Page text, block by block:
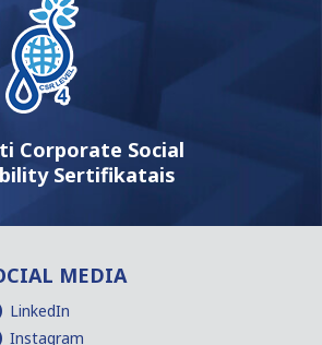
Corporate Social
Sertifikatais
MEDIA
LinkedIn
Instagram